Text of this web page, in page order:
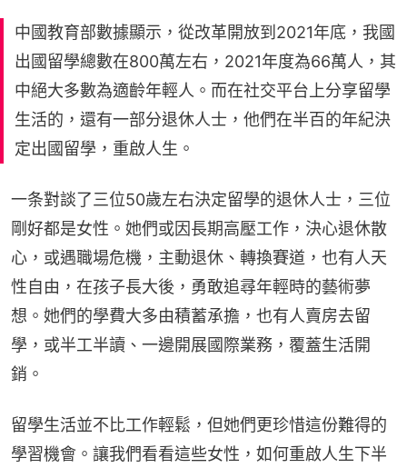
中國教育部數據顯示，從改革開放到2021年底，我國
出國留學總數在800萬左右，2021年度為66萬人，其
中絕大多數為適齡年輕人。而在社交平台上分享留學
生活的，還有一部分退休人士，他們在半百的年紀決
定出國留學，重啟人生。
一条對談了三位50歲左右決定留學的退休人士，三位
剛好都是女性。她們或因長期高壓工作，決心退休散
心，或遇職場危機，主動退休、轉換賽道，也有人天
性自由，在孩子長大後，勇敢追尋年輕時的藝術夢
想。她們的學費大多由積蓄承擔，也有人賣房去留
學，或半工半讀、一邊開展國際業務，覆蓋生活開
銷。
留學生活並不比工作輕鬆，但她們更珍惜這份難得的
學習機會。讓我們看看這些女性，如何重啟人生下半